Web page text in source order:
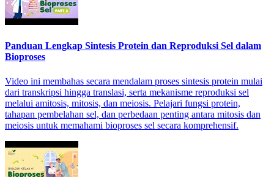
Panduan Lengkap Sintesis Protein dan Reproduksi Sel dalam
Bioproses
Video ini membahas secara mendalam proses sintesis protein mulai
dari transkripsi hingga translasi, serta mekanisme reproduksi sel
melalui amitosis, mitosis, dan meiosis. Pelajari fungsi protein,
tahapan pembelahan sel, dan perbedaan penting antara mitosis dan
meiosis untuk memahami bioproses sel secara komprehensif.